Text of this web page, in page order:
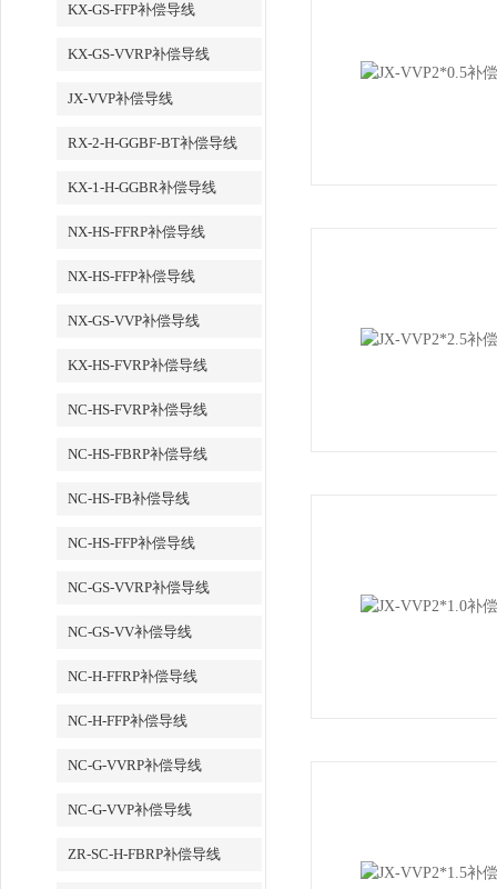
KX-GS-FFP补偿导线
KX-GS-VVRP补偿导线
JX-VVP补偿导线
RX-2-H-GGBF-BT补偿导线
KX-1-H-GGBR补偿导线
NX-HS-FFRP补偿导线
NX-HS-FFP补偿导线
NX-GS-VVP补偿导线
KX-HS-FVRP补偿导线
NC-HS-FVRP补偿导线
NC-HS-FBRP补偿导线
NC-HS-FB补偿导线
NC-HS-FFP补偿导线
NC-GS-VVRP补偿导线
NC-GS-VV补偿导线
NC-H-FFRP补偿导线
NC-H-FFP补偿导线
NC-G-VVRP补偿导线
NC-G-VVP补偿导线
ZR-SC-H-FBRP补偿导线